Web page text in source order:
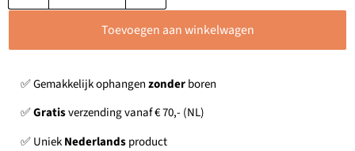
Toevoegen aan winkelwagen
✅ Gemakkelijk ophangenzonderboren
✅Gratisverzending vanaf € 70,- (NL)
✅ UniekNederlandsproduct